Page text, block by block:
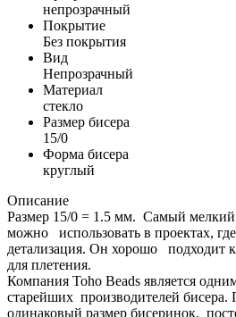
непрозрачный
Покрытие
Без покрытия
Вид
Непрозрачный
Материал
стекло
Размер бисера
15/0
Форма бисера
круглый
Описание
Размер 15/0 = 1.5 мм. Самый мелкий
можно использовать в проектах,
детализация. Он хорошо подходит
для плетения.
Компания Toho Beads является
старейших производителей бисера.
одинаковый размер бисеринок,